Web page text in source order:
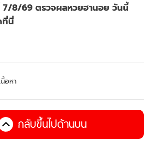
7/8/69 ตรวจผลหวยฮานอย วันนี้
ที่นี่
อหา
กลับขึ้นไปด้านบน